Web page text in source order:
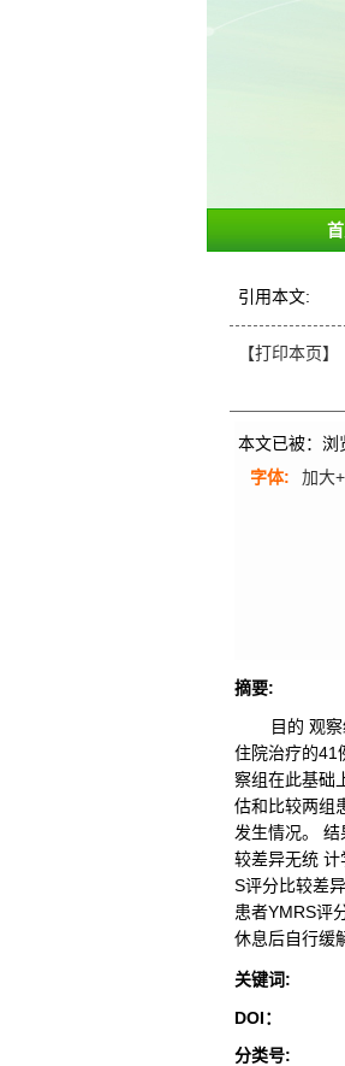
引用本文:
【打印本页】
本文已被：浏
字体:
加大+
摘要:
目的 观
住院治疗的41
察组在此基础
估和比较两组
发生情况。
较差异无统
S评分比较差
患者YMRS评
休息后自行缓
关键词:
DOI：
分类号: